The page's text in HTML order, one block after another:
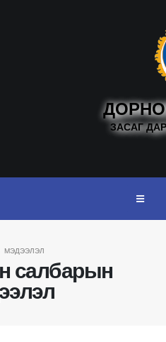
ЗАСАГ
салбарын
МЭДЭЭЛЭЛ